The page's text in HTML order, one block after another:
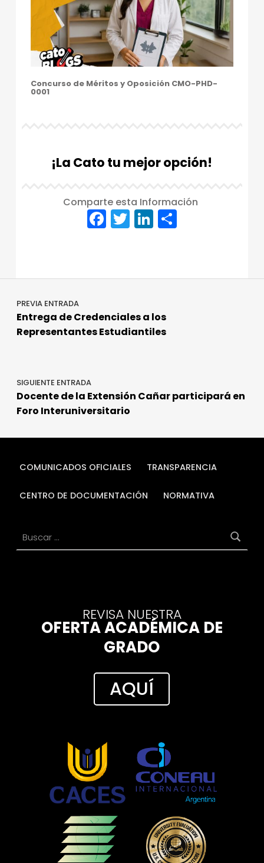
Concurso de Méritos y Oposición CMO-PHD-
0001
¡La Cato tu mejor opción!
Comparte esta Información
F
a
e
o
o
T
w
te
Li
n
e
n
C
p
Navegación de entradas
PREVIA ENTRADA
Entrega de Credenciales a los
Representantes Estudiantiles
SIGUIENTE ENTRADA
Docente de la Extensión Cañar participará en
Foro Interuniversitario
COMUNICADOS OFICIALES TRANSPARENCIA
CENTRO DE DOCUMENTACIÓN NORMATIVA
REVISA NUESTRA
OFERTA ACADÉMICA DE
GRADO
AQUÍ